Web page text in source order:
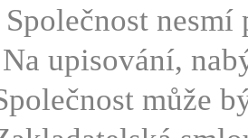
nesmí
upisování,
může